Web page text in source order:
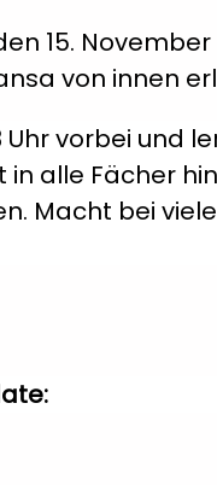
15.
von innen
Uhr vorbei und
in alle Fächer
Macht bei